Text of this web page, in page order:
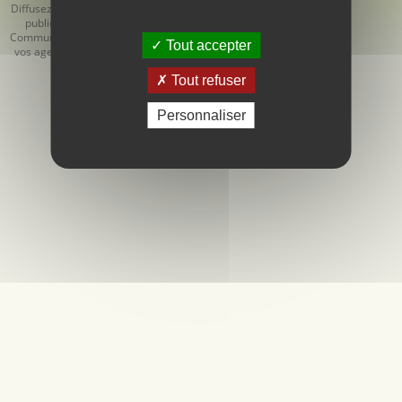
Diffusez votre
publicité
Communiquez
vos agendas
Tout accepter
Tout refuser
Personnaliser